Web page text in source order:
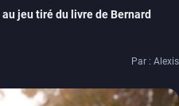
jeu tiré du livre de Bernard
Par : Alexis